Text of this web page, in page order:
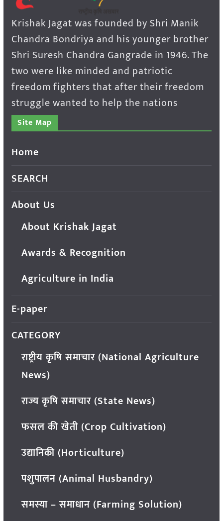
Krishak Jagat was founded by Shri Manik
Chandra Bondriya and his younger brother
Shri Suresh Chandra Gangrade in 1946. The
two were like minded and patriotic
freedom fighters that after their freedom
struggle wanted to help the nations
Site Map
Home
SEARCH
About Us
About Krishak Jagat
Awards & Recognition
Agriculture in India
E-paper
CATEGORY
राष्ट्रीय कृषि समाचार (National Agriculture
News)
राज्य कृषि समाचार (State News)
फसल की खेती (Crop Cultivation)
उद्यानिकी (Horticulture)
पशुपालन (Animal Husbandry)
समस्या – समाधान (Farming Solution)